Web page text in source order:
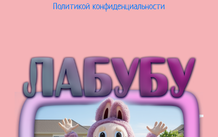
Политикой конфиденциальности